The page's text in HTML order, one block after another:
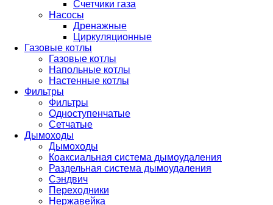
Счетчики газа
Насосы
Дренажные
Циркуляционные
Газовые котлы
Газовые котлы
Напольные котлы
Настенные котлы
Фильтры
Фильтры
Одноступенчатые
Сетчатые
Дымоходы
Дымоходы
Коаксиальная система дымоудаления
Раздельная система дымоудаления
Сэндвич
Переходники
Нержавейка